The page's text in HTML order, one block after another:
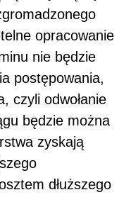
opracowanie
nie będzie
postępowania,
czyli odwołanie
będzie można
zyskają
dłuższego